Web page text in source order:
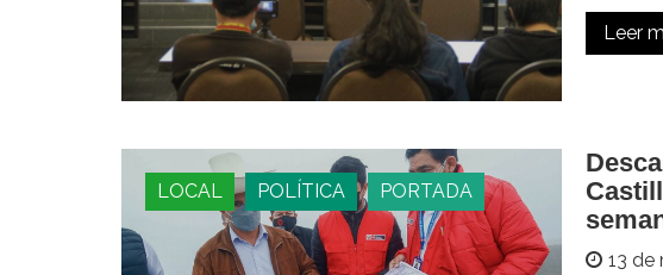
Leer
LOCAL POLÍTICA PORTADA
13 de